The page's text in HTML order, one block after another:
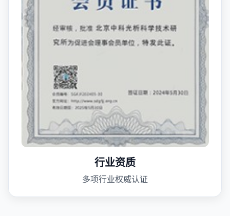
行业资质
多项行业权威认证